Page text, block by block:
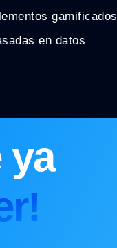
gamificados
en datos
ya